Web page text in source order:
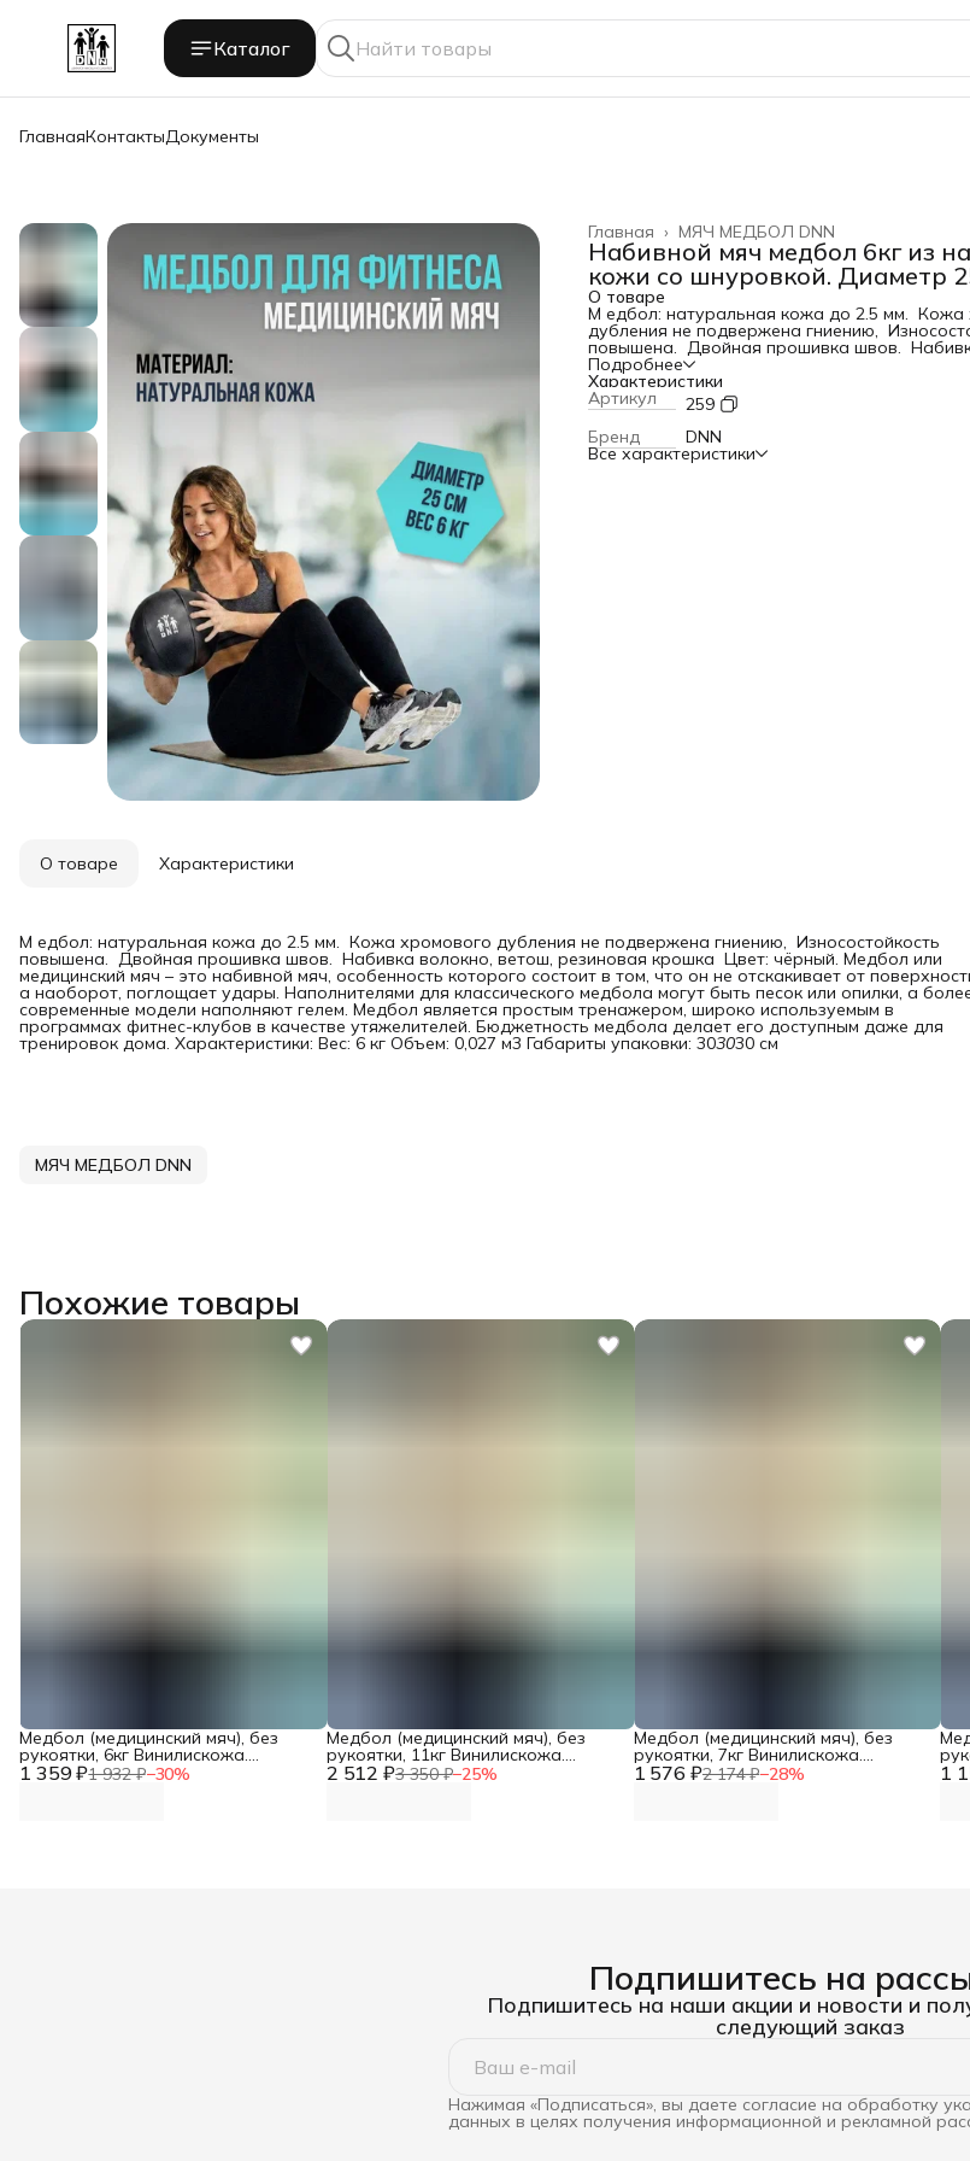
Каталог
ГлавнаяКонтактыДокументы
МЯЧ МЕДБОЛ DNN
Главная ›
Набивной мяч медбол 6кг из
кожи со шнуровкой. Диаметр
О товаре
М едбол: натуральная кожа до 2.5 мм. Кожа
дубления не подвержена гниению,
повышена. Двойная прошивка швов.
ветош, резиновая крошка Цвет: чёрный.
медицинский мяч – это набивной мяч,
состоит в том, что он не отскакивает от
наоборот, поглощает удары. Наполнителями
классического медбола могут быть песок
современные модели наполняют гелем.
простым тренажером, широко используемым
Подробнее
Характеристики
Артикул
259
Бренд
DNN
Все характеристики
О товаре Характеристики
М едбол: натуральная кожа до 2.5 мм. Кожа хромового дубления не подвержена гниению, Износостойкость
повышена. Двойная прошивка швов. Набивка волокно, ветош, резиновая крошка Цвет: чёрный. Медбол или
медицинский мяч – это набивной мяч, особенность которого состоит в том, что он не отскакивает от
а наоборот, поглощает удары. Наполнителями для классического медбола могут быть песок или опилки, а
современные модели наполняют гелем. Медбол является простым тренажером, широко используемым в
программах фитнес-клубов в качестве утяжелителей. Бюджетность медбола делает его доступным даже для
тренировок дома. Характеристики: Вес: 6 кг Объем: 0,027 м3 Габариты упаковки: 303030 см
МЯЧ МЕДБОЛ DNN
Похожие товары
1 359 ₽1 932 ₽−30%
Медбол (медицинский мяч), без
рукоятки, 6кг Винилискожа.
Диаметр 25см DNN 2 512 ₽3 350 ₽−25%
Медбол (медицинский мяч), без
рукоятки, 11кг Винилискожа.
Диаметр 32см DNN 1 576 ₽2 174 ₽−28%
Медбол (медицинский мяч), без
рукоятки, 7кг Винилискожа.
Диаметр 26см DNN 1
Подпишитесь на
Подпишитесь на наши акции и новости и
следующий заказ
Нажимая «Подписаться», вы даете согласие на обработку
данных в целях получения информационной и рекламной